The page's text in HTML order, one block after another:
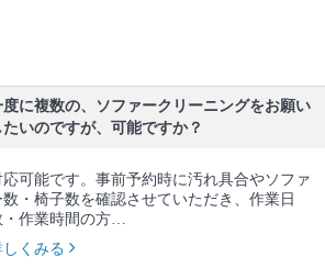
度に複数の、ソファークリーニングをお願い
たいのですが、可能ですか？
応可能です。事前予約時に汚れ具合やソファ
数・椅子数を確認させていただき、作業日
・作業時間の方…
しくみる